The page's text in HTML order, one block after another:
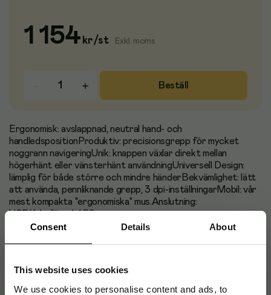
Consent Details About
This website uses cookies
We use cookies to personalise content and ads, to
1 154 kr/st Exkl. moms
Beställ
Ergonomisk: avslappnad, neutral hand- och
handledspositionProduktiv: precisionsgrepp för mycket
noggrann navigeringUnik: knappen växlar direkt mellan
högerhänt eller vänsterhänt användningUniversell Design:
lämplig för både större och mindre händerBekvämlighet: lätt
att använda, pennliknande grepp, 3 dpi-inställningarMobil: vår
mest kompakta "ergonomiska" mus.Anslutning:
USBKabellängd: 1,50 m
Artikelnummer: ERG40422
Originalnummer
BNEDXT